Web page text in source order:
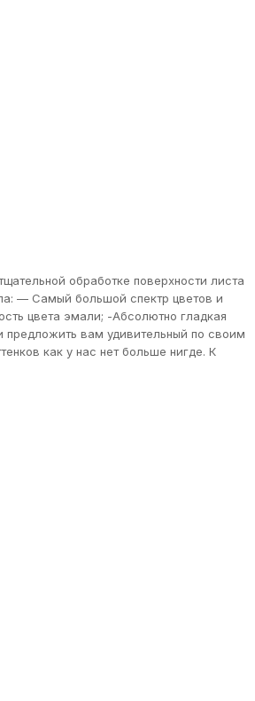
обработке поверхности листа
— Самый большой спектр цветов и
цвета эмали; -Абсолютно гладкая
предложить вам удивительный по своим
как у нас нет больше нигде. К